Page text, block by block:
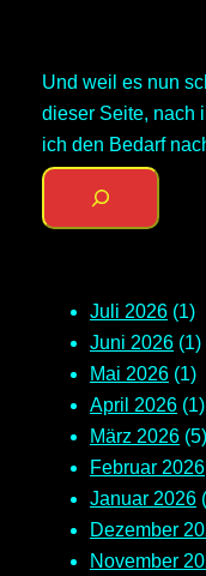
Und weil es nun
dieser Seite, nach
ich den Bedarf
Juli 2026 (1)
Juni 2026 (1)
Mai 2026 (1)
April 2026 (1)
März 2026 (5)
Februar 2026
Januar 2026
Dezember
November